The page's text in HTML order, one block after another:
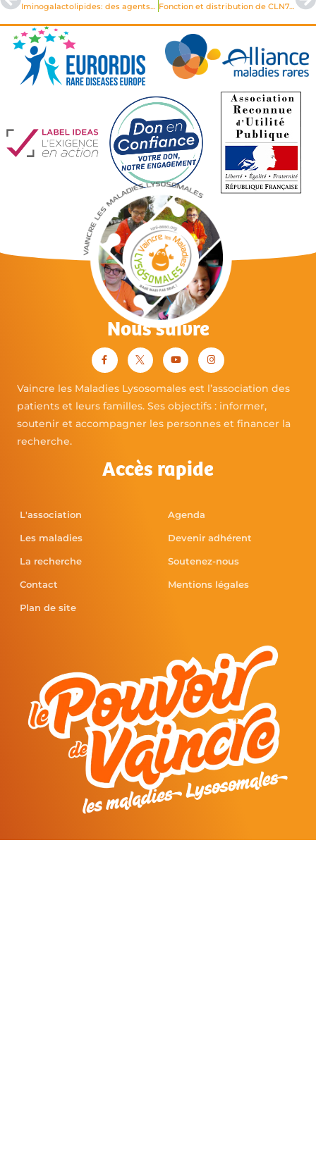
Iminogalactolipides: des agents pharmacologiques contre la maladie de Krabbe? Fonction et distribution de CLN7, une protéine membranaire du lysosome associée à une forme infantile tardive de céroïde-lipofuscinose neuronale
Nous suivre
Vaincre les Maladies Lysosomales est l’association des
patients et leurs familles. Ses objectifs : informer,
soutenir et accompagner les personnes et financer la
recherche.
Accès rapide
L'association
Les maladies
La recherche
Contact
Plan de site
Agenda
Devenir adhérent
Soutenez-nous
Mentions légales